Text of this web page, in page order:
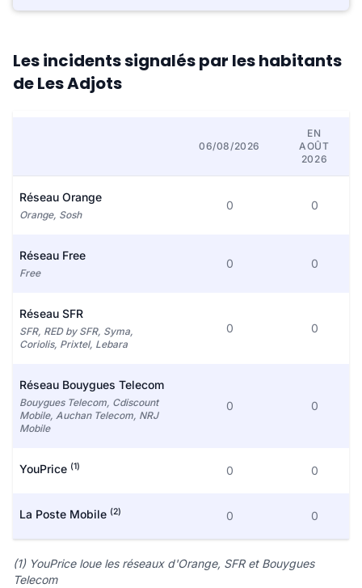
Les incidents signalés par les habitants
de Les Adjots
06/08/2026
EN
AOÛT
2026
Réseau Orange
Orange, Sosh
0 0
Réseau Free
Free
0 0
Réseau SFR
SFR, RED by SFR, Syma,
Coriolis, Prixtel, Lebara
0 0
Réseau Bouygues Telecom
Bouygues Telecom, Cdiscount
Mobile, Auchan Telecom, NRJ
Mobile
0 0
YouPrice (1) 0 0
La Poste Mobile (2) 0 0
(1) YouPrice loue les réseaux d'Orange, SFR et Bouygues
Telecom